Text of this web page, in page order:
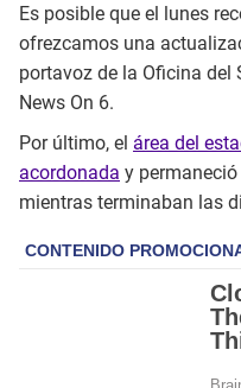
Es posible que el lunes
ofrezcamos una
portavoz de la Oficina del
News On 6.
Por último, el área del
acordonada y
mientras terminaban las